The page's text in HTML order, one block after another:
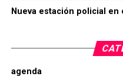
Nueva estación policial en
agenda